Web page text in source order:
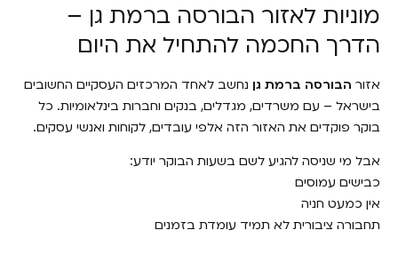
מוניות לאזור הבורסה ברמת גן –
הדרך החכמה להתחיל את היום
אזורהבורסה ברמת גן נחשב לאחד המרכזים העסקיים החשובים
בישראל – עם משרדים, מגדלים, בנקים וחברות בינלאומיות. כל
בוקר פוקדים את האזור הזה אלפי עובדים, לקוחות ואנשי עסקים.
אבל מי שניסה להגיע לשם בשעות הבוקר יודע:
כבישים עמוסים
אין כמעט חניה
תחבורה ציבורית לא תמיד עומדת בזמנים